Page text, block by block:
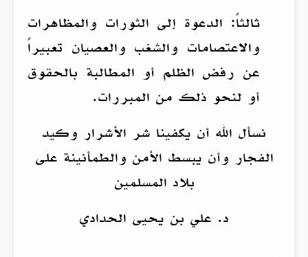
ثالثاً: الدعوة إلى الثورات والمظاهرات
والاعتصامات والشغب والعصيان تعبيراً
عن رفض الظلم أو المطالبة بالحقوق
أو لنحو ذلك من المبررات.
نسأل الله أن يكفينا شر الأشرار وكيد
الفجار وأن يبسط الأمن والطمأنينة على
بلاد المسلمين
د. علي بن يحيى الحدادي